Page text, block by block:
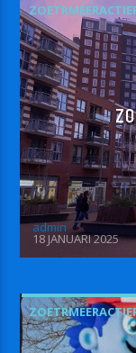
admin
18 JANUARI 2025